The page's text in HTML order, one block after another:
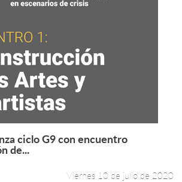
Leer más +
ciclo G9 con encuentro
de...
Viernes 10 de julio de 2020